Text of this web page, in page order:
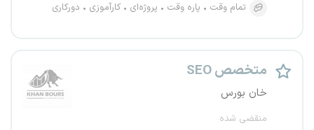
تمام وقت
پاره وقت پروژه‌ای کارآموزی دورکاری
متخصص SEO
خان بورس
منقضی شده